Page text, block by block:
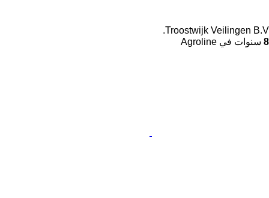
Troostwijk Veilingen B.V.
8 سنوات في Agroline